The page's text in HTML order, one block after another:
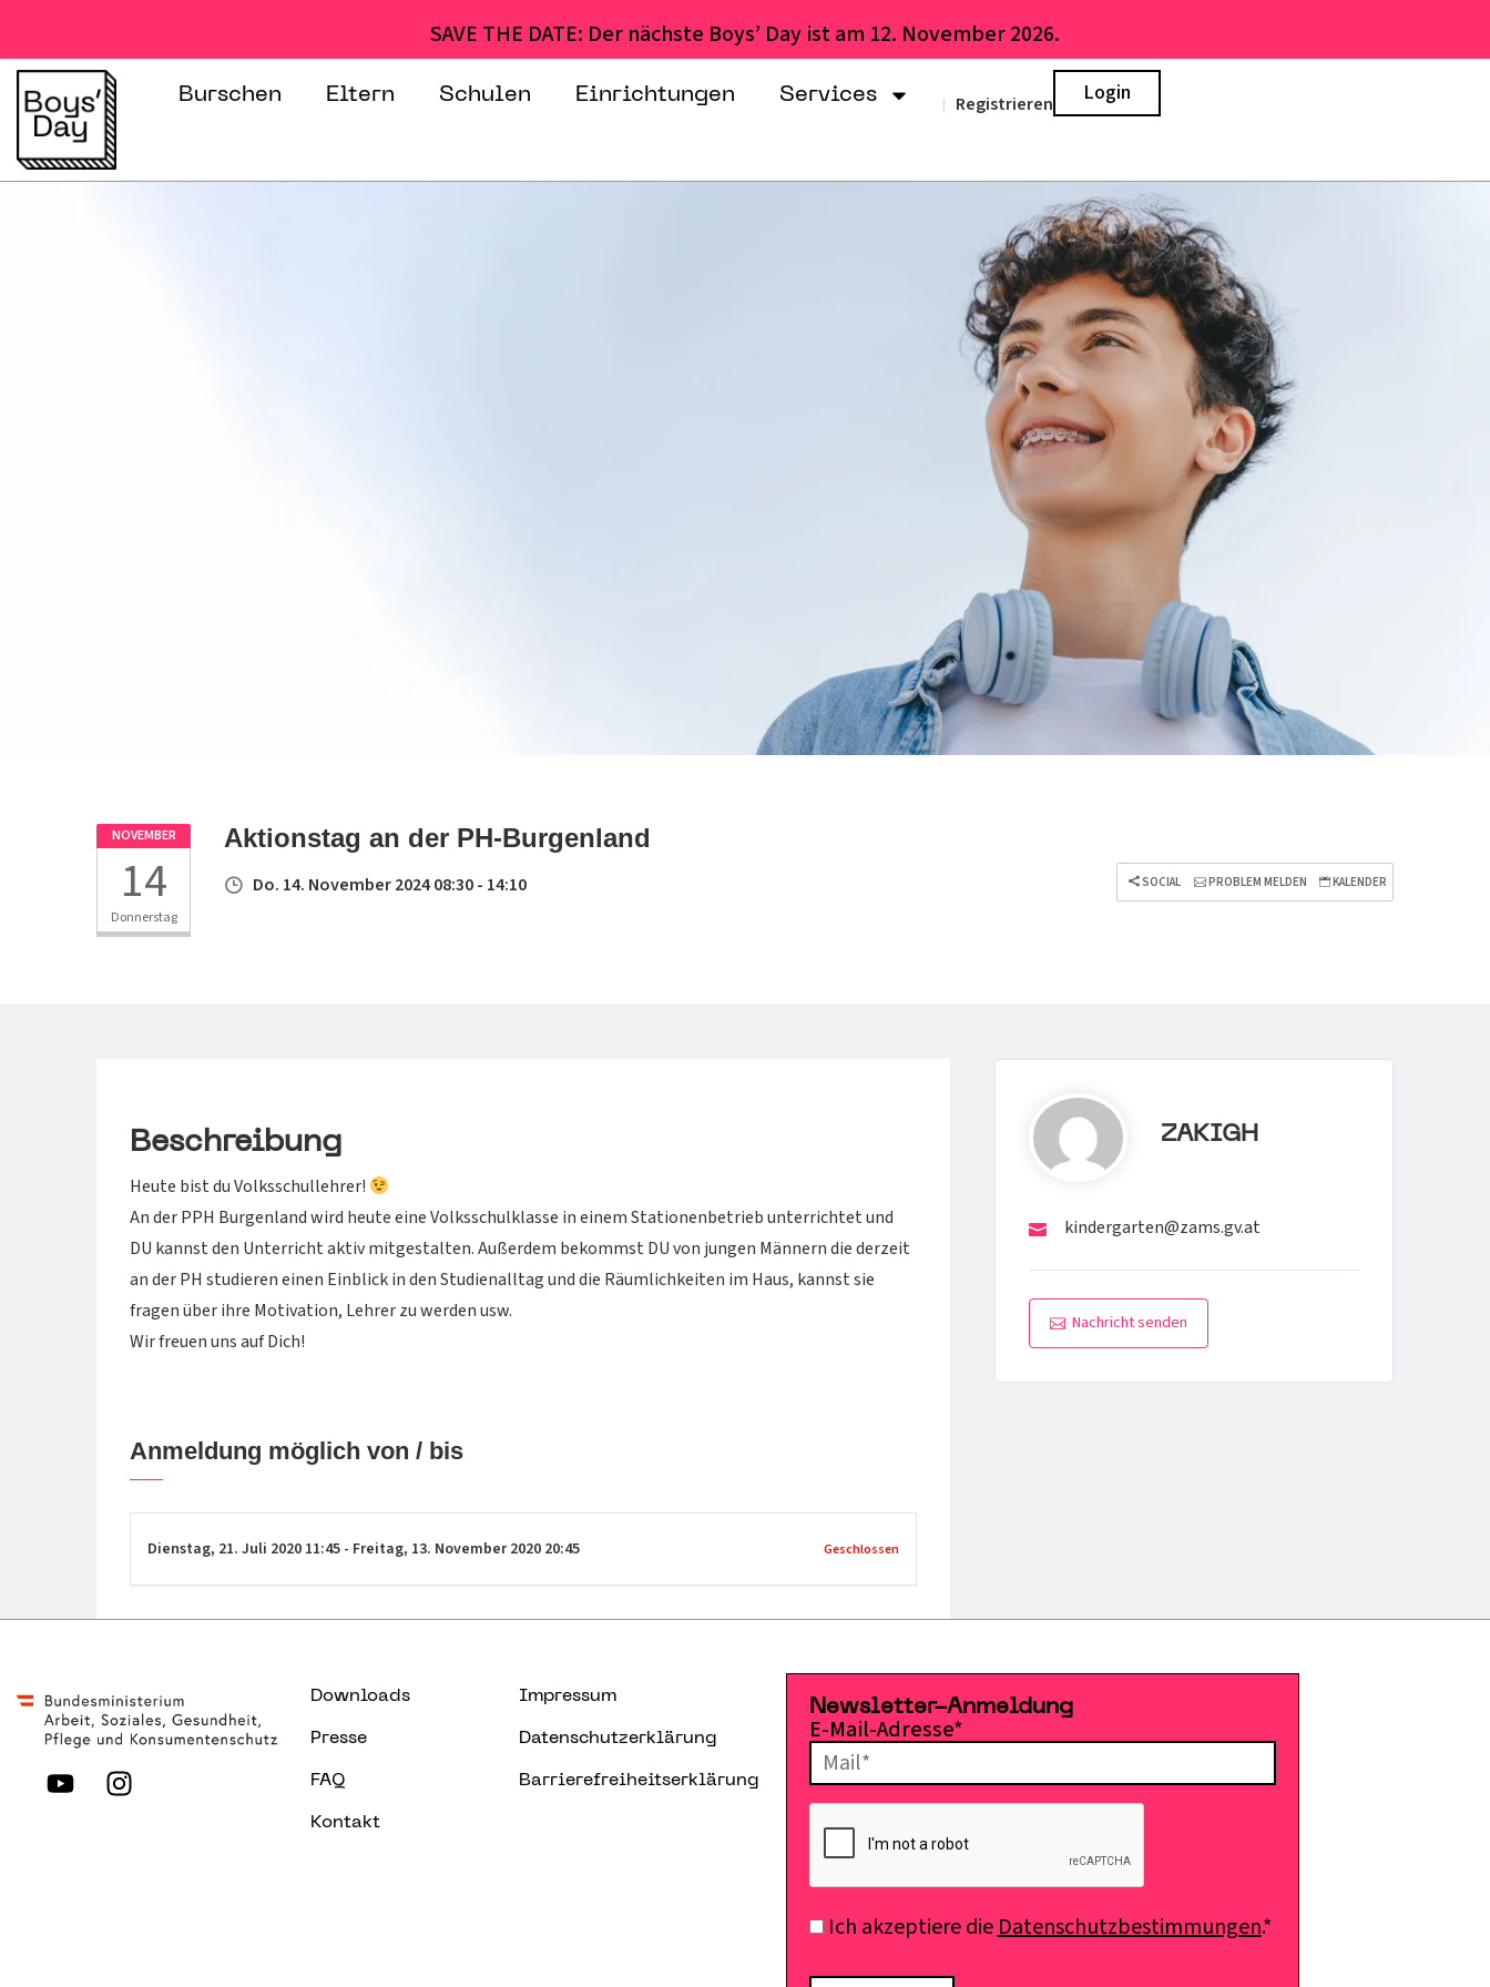
SAVE THE DATE: Der nächste Boys’ Day ist am 12. November 2026.
Burschen Eltern Schulen Einrichtungen Services | Registrieren Login
NOVEMBER
14
Donnerstag
Aktionstag an der PH-Burgenland
Do. 14. November 2024 08:30 - 14:10 SOCIAL PROBLEM MELDEN KALENDER
Beschreibung
Heute bist du Volksschullehrer!
An der PPH Burgenland wird heute eine Volksschulklasse in einem Stationenbetrieb unterrichtet und
DU kannst den Unterricht aktiv mitgestalten. Außerdem bekommst DU von jungen Männern die derzeit
an der PH studieren einen Einblick in den Studienalltag und die Räumlichkeiten im Haus, kannst sie
fragen über ihre Motivation, Lehrer zu werden usw.
Wir freuen uns auf Dich!
Anmeldung möglich von / bis
Dienstag, 21. Juli 2020 11:45 - Freitag, 13. November 2020 20:45 Geschlossen
ZAKIGH
kindergarten@zams.gv.at
Nachricht senden
Downloads
Presse
FAQ
Kontakt
Impressum
Datenschutzerklärung
Barrierefreiheitserklärung
Newsletter-Anmeldung
E-Mail-Adresse*
Ich akzeptiere dieDatenschutzbestimmungen.*